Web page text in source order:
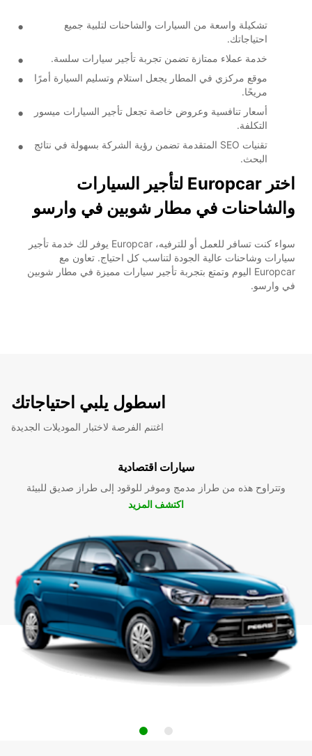
تشكيلة واسعة من السيارات والشاحنات لتلبية جميع
احتياجاتك.
خدمة عملاء ممتازة تضمن تجربة تأجير سيارات سلسة.
موقع مركزي في المطار يجعل استلام وتسليم السيارة أمرًا
مريحًا.
أسعار تنافسية وعروض خاصة تجعل تأجير السيارات ميسور
التكلفة.
تقنيات SEO المتقدمة تضمن رؤية الشركة بسهولة في نتائج
البحث.
اختر Europcar لتأجير السيارات
والشاحنات في مطار شوبين في وارسو
سواء كنت تسافر للعمل أو للترفيه، Europcar يوفر لك خدمة تأجير
سيارات وشاحنات عالية الجودة لتناسب كل احتياج. تعاون مع
Europcar اليوم وتمتع بتجربة تأجير سيارات مميزة في مطار شوبين
في وارسو.
اسطول يلبي احتياجاتك
اغتنم الفرصة لاختبار الموديلات الجديدة
سيارات اقتصادية
وتتراوح هذه من طراز مدمج وموفر للوقود إلى طراز صديق للبيئة
اكتشف المزيد